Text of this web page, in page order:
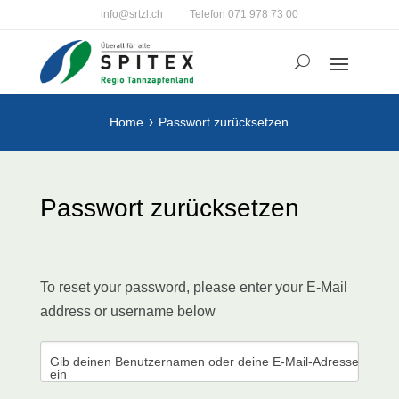
info@srtzl.ch Telefon 071 978 73 00
Home Passwort zurücksetzen
Passwort zurücksetzen
To reset your password, please enter your E-Mail
address or username below
Gib deinen Benutzernamen oder deine E-Mail-Adresse
ein